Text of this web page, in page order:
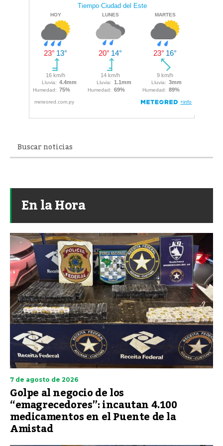
En la Hora
7 de agosto de 2026
Golpe al negocio de los
“emagrecedores”: incautan 4.100
medicamentos en el Puente de la
Amistad